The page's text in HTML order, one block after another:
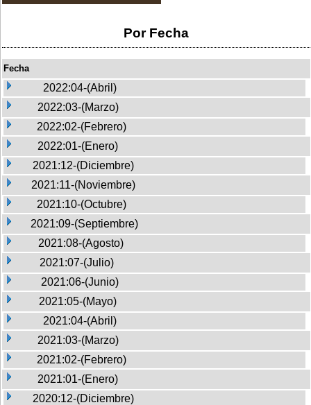
Por Fecha
Fecha
2022:04-(Abril)
2022:03-(Marzo)
2022:02-(Febrero)
2022:01-(Enero)
2021:12-(Diciembre)
2021:11-(Noviembre)
2021:10-(Octubre)
2021:09-(Septiembre)
2021:08-(Agosto)
2021:07-(Julio)
2021:06-(Junio)
2021:05-(Mayo)
2021:04-(Abril)
2021:03-(Marzo)
2021:02-(Febrero)
2021:01-(Enero)
2020:12-(Diciembre)